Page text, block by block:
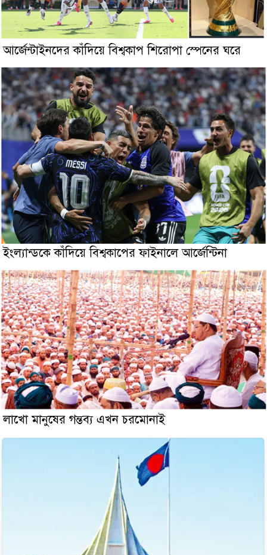
আর্জেন্টাইনদের কাঁদিয়ে বিশ্বকাপ শিরোপা স্পেনের ঘরে
ইংল্যান্ডকে কাঁদিয়ে বিশ্বকাপের ফাইনালে আর্জেন্টিনা
লাখো মানুষের গন্তব্য এখন চরমোনাই